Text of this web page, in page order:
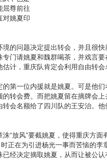
屈尊前往
对姚夏印
问题决定提出转会，并且很快
门请姚夏和魏群喝茶，并戏言
计，重庆队肯定会利用自由转会
一位内援就是姚夏。可是他们
转会费。而把姚夏留在摘牌会上
会名额给了四川队的王安治。他
放风”要截姚夏，使得重庆方面
正在为引进杨光一事而苦恼的李
经决定摘取姚夏，从而让被公